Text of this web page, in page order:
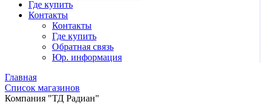
Где купить
Контакты
Контакты
Где купить
Обратная связь
Юр. информация
Главная
Список магазинов
Компания "ТД Радиан"